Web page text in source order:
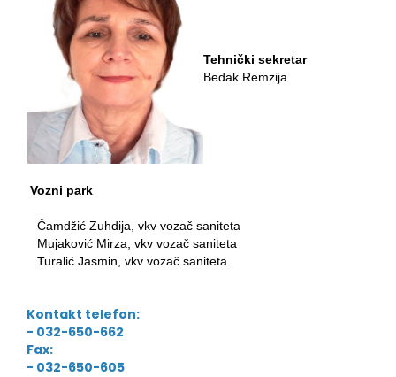
Tehnički sekretar
Bedak Remzija
Vozni park
Čamdžić Zuhdija, vkv vozač saniteta
Mujaković Mirza, vkv vozač saniteta
Turalić Jasmin, vkv vozač saniteta
Kontakt telefon:
- 032-650-662
Fax:
- 032-650-605